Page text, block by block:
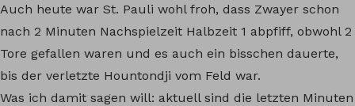
Auch heute war St. Pauli wohl froh, dass Zwayer schon
nach 2 Minuten Nachspielzeit Halbzeit 1 abpfiff, obwohl 2
Tore gefallen waren und es auch ein bisschen dauerte,
bis der verletzte Hountondji vom Feld war.
Was ich damit sagen will: aktuell sind die letzten Minuten